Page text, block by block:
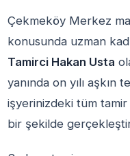
Çekmeköy Merkez
konusunda uzman
Tamirci Hakan Usta
yanında on yılı
işyerinizdeki tüm
bir şekilde